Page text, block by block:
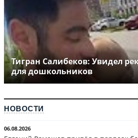
Тигран Салибеков: Увидел
для дошкольников
НОВОСТИ
06.08.2026